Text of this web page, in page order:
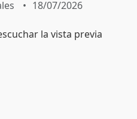
18/07/2026